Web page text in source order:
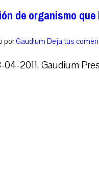
de organismo
porGaudium Deja tus
2011, Gaudium